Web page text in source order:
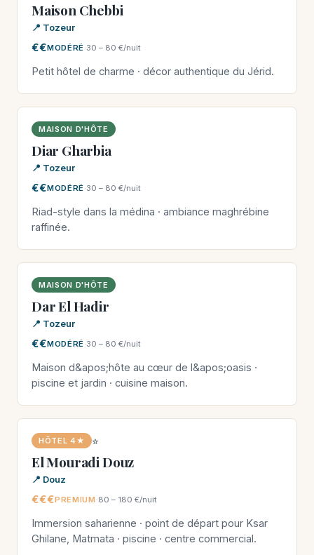
Maison Chebbi
📍 Tozeur
€€MODÉRÉ·30 – 80 €/nuit
Petit hôtel de charme · décor authentique du Jérid.
MAISON D'HÔTE
Diar Gharbia
📍 Tozeur
€€MODÉRÉ·30 – 80 €/nuit
Riad-style dans la médina · ambiance maghrébine
raffinée.
MAISON D'HÔTE
Dar El Hadir
📍 Tozeur
€€MODÉRÉ·30 – 80 €/nuit
Maison d&apos;hôte au cœur de l&apos;oasis ·
piscine et jardin · cuisine maison.
HÔTEL 4★ ⭐
El Mouradi Douz
📍 Douz
€€€PREMIUM ·80 – 180 €/nuit
Immersion saharienne · point de départ pour Ksar
Ghilane, Matmata · piscine · centre commercial.